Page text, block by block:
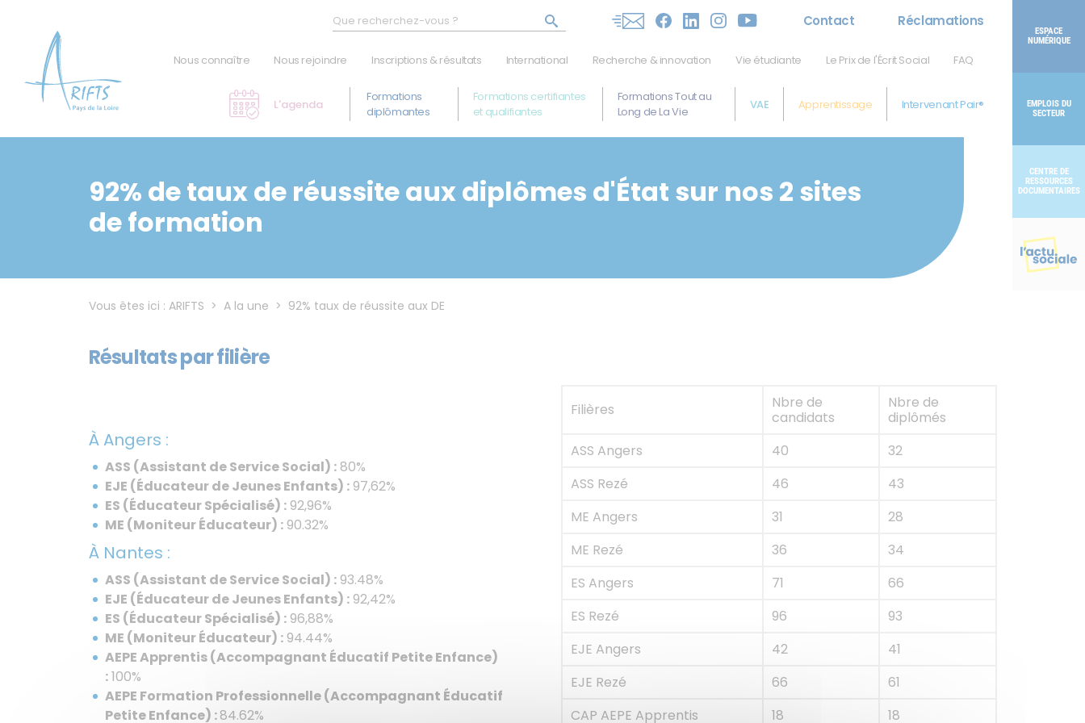
ESPACE
NUMÉRIQUE
EMPLOIS DU
SECTEUR
CENTRE DE
RESSOURCES
DOCUMENTAIRES
L'agenda
Contact Réclamations
Formations
diplômantes
Formations certifiantes
et qualifiantes
Formations Tout au
Long de La Vie
VAE Apprentissage Intervenant Pair®
Nous connaître
L'association
Les statistiques
Ils nous font confiance
Les actualités
CerSo
Nous rejoindre Inscriptions & résultats
Inscriptions en cours
Allégements & transferts
International
La mobilité internationale
Charte ERASMUS
Recherche & innovation Vie étudiante Le Prix de l'Écrit Social FAQ
92% de taux de réussite aux diplômes d'État sur nos 2 sites
de formation
Vous êtes ici : ARIFTS > A la une > 92% taux de réussite aux DE
Résultats par filière
À Angers :
ASS (Assistant de Service Social) :80%
EJE (Éducateur de Jeunes Enfants) :97,62%
ES (Éducateur Spécialisé) :92,96%
ME (Moniteur Éducateur) :90.32%
À Nantes :
ASS (Assistant de Service Social) :93.48%
EJE (Éducateur de Jeunes Enfants) :92,42%
ES (Éducateur Spécialisé) :96,88%
ME (Moniteur Éducateur) :94.44%
AEPE Apprentis (Accompagnant Éducatif Petite Enfance)
:100%
AEPE Formation Professionnelle (Accompagnant Éducatif
Petite Enfance) :84.62%
Filières
Nbre de
candidats
Nbre de
diplômés
ASS Angers
40
32
ASS Rezé
46
43
ME Angers
31
28
ME Rezé
36
34
ES Angers
71
66
ES Rezé
96
93
EJE Angers
42
41
EJE Rezé
66
61
CAP AEPE Apprentis
18
18